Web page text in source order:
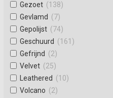
Gezoet (138)
Gevlamd (7)
Gepolijst (74)
Geschuurd (161)
Gefrijnd (2)
Velvet (25)
Leathered (10)
Volcano (2)